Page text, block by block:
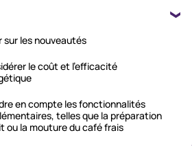
sur les nouveautés
le coût et l’efficacité
en compte les fonctionnalités
telles que la préparation
ou la mouture du café frais